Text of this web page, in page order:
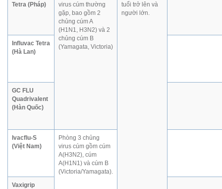
Tetra (Pháp)
virus cúm thường
gặp, bao gồm 2
chủng cúm A
(H1N1, H3N2) và 2
chủng cúm B
(Yamagata, Victoria)
tuổi trở lên và
người lớn.
Influvac Tetra
(Hà Lan)
GC FLU
Quadrivalent
(Hàn Quốc)
Ivacflu-S
(Việt Nam)
Phòng 3 chủng
virus cúm gồm cúm
A(H3N2), cúm
A(H1N1) và cúm B
(Victoria/Yamagata).
Vaxigrip